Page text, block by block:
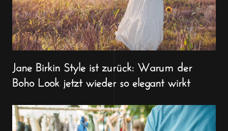
Jane Birkin Style ist zurück: Warum der
Boho Look jetzt wieder so elegant wirkt